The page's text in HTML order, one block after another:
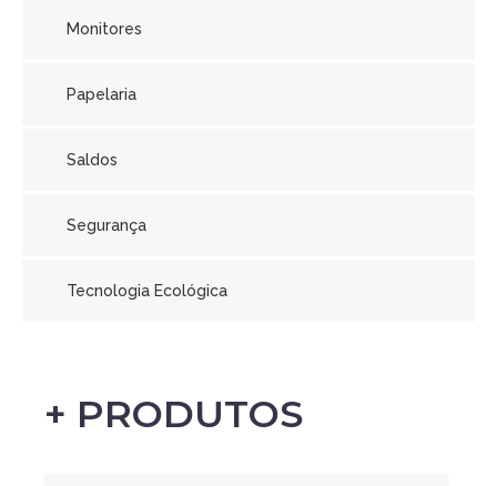
Monitores
Papelaria
Saldos
Segurança
Tecnologia Ecológica
+ PRODUTOS